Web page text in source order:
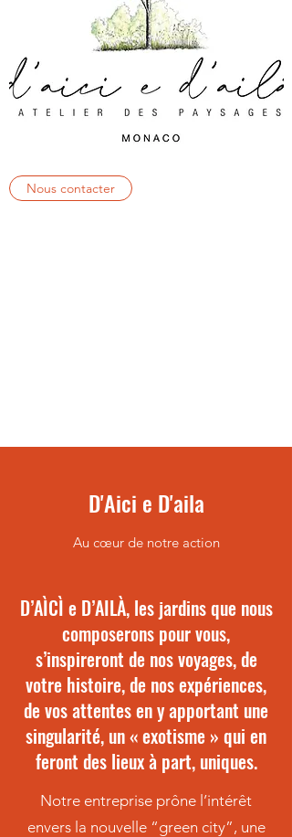
Nous contacter
D'Aici e D'aila
Au cœur de notre action
D’AÌCÌ e D’AILÀ, les jardins que nous
composerons pour vous,
s’inspireront de nos voyages, de
votre histoire, de nos expériences,
de vos attentes en y apportant une
singularité, un « exotisme » qui en
feront des lieux à part, uniques.
Notre entreprise prône l’intérêt
envers la nouvelle “green city”, une